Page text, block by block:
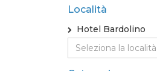
Località
Hotel Bardolino